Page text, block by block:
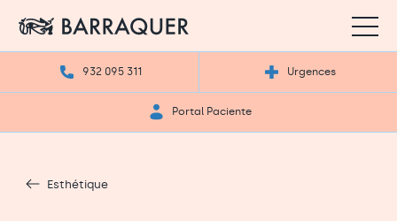
932 095 311 Urgences
Portal Paciente
Esthétique